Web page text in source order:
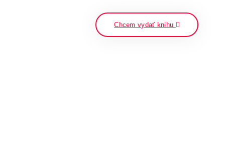
Chcem vydať knihu